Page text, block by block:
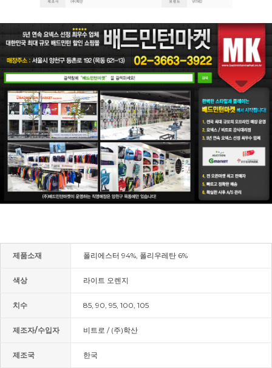
제품소재 폴리에스터 94%, 폴리우레탄 6%
색상 라이트 오렌지
치수 85, 90, 95, 100, 105
제조자/수입자 비트로 / (주)학산
제조국 한국